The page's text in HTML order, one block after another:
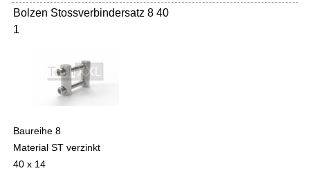
Bolzen Stossverbindersatz 8 40
1
Baureihe 8
Material ST verzinkt
40 x 14